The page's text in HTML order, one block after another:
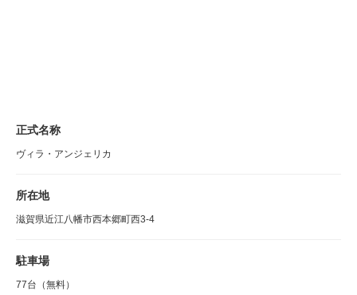
正式名称
ヴィラ・アンジェリカ
所在地
滋賀県近江八幡市西本郷町西3-4
駐車場
77台（無料）